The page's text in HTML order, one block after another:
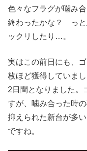
色々なフラグが噛み
終わったかな？ っと
ックリしたり…。
実はこの前日にも、
枚ほど獲得していま
2日間となりました。
すが、噛み合った時
抑えられた新台が多
ですね。